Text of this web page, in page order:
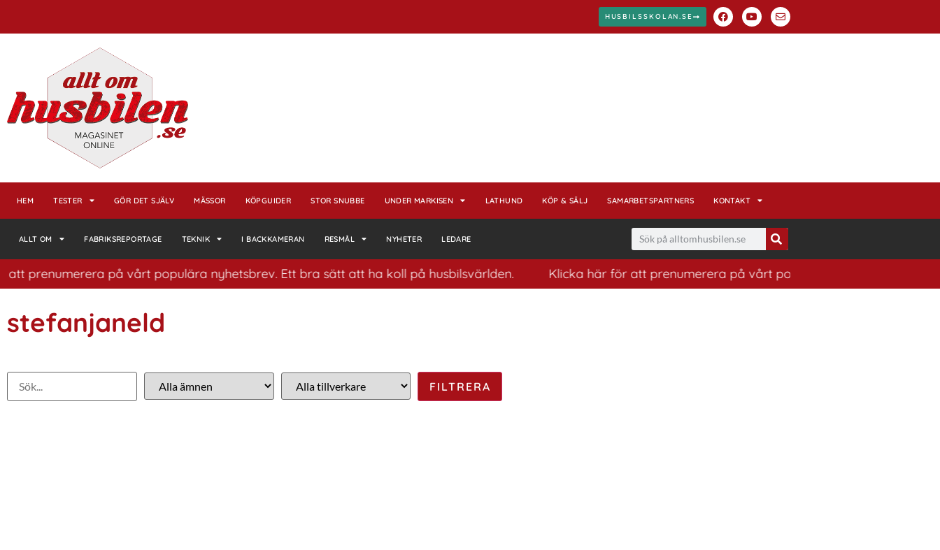
HUSBILSSKOLAN.SE
HEM TESTER GÖR DET SJÄLV MÄSSOR KÖPGUIDER STOR SNUBBE UNDER MARKISEN LATHUND KÖP & SÄLJ SAMARBETSPARTNERS KONTAKT
ALLT OM FABRIKSREPORTAGE TEKNIK I BACKKAMERAN RESMÅL NYHETER LEDARE
på vårt populära nyhetsbrev. Ett bra sätt att ha koll på husbilsvärlden. Klicka här för att prenumerera på vårt populära nyhetsbrev. Ett bra
stefanjaneld